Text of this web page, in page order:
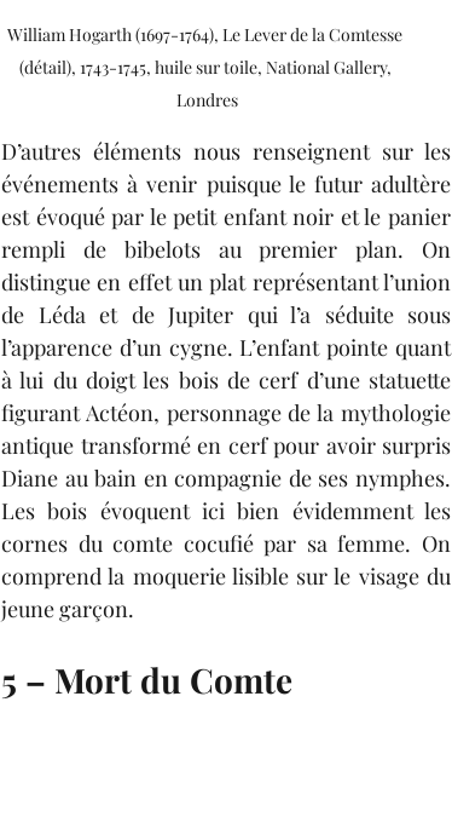
William Hogarth (1697-1764), Le Lever de la Comtesse
(détail), 1743-1745, huile sur toile, National Gallery,
Londres
D’autres éléments nous renseignent sur les
événements à venir puisque le futur adultère
est évoqué par le petit enfant noir et le panier
rempli de bibelots au premier plan. On
distingue en effet un plat représentant l’union
de Léda et de Jupiter qui l’a séduite sous
l’apparence d’un cygne. L’enfant pointe quant
à lui du doigt les bois de cerf d’une statuette
figurant Actéon, personnage de la mythologie
antique transformé en cerf pour avoir surpris
Diane au bain en compagnie de ses nymphes.
Les bois évoquent ici bien évidemment les
cornes du comte cocufié par sa femme. On
comprend la moquerie lisible sur le visage du
jeune garçon.
5 – Mort du Comte